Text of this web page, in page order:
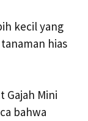
kecil yang
hias
Gajah Mini
bahwa